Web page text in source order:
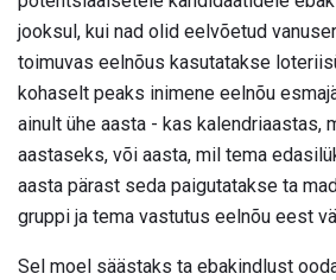
jooksul, kui nad olid eelvõetud
toimuvas eelnõus kasutatakse
kohaselt peaks inimene eelnõu
ainult ühe aasta - kas kalendriaastas,
aastaseks, või aasta, mil tema
aasta pärast seda paigutatakse ta
gruppi ja tema vastutus eelnõu eest
Sel moel säästaks ta ebakindlust